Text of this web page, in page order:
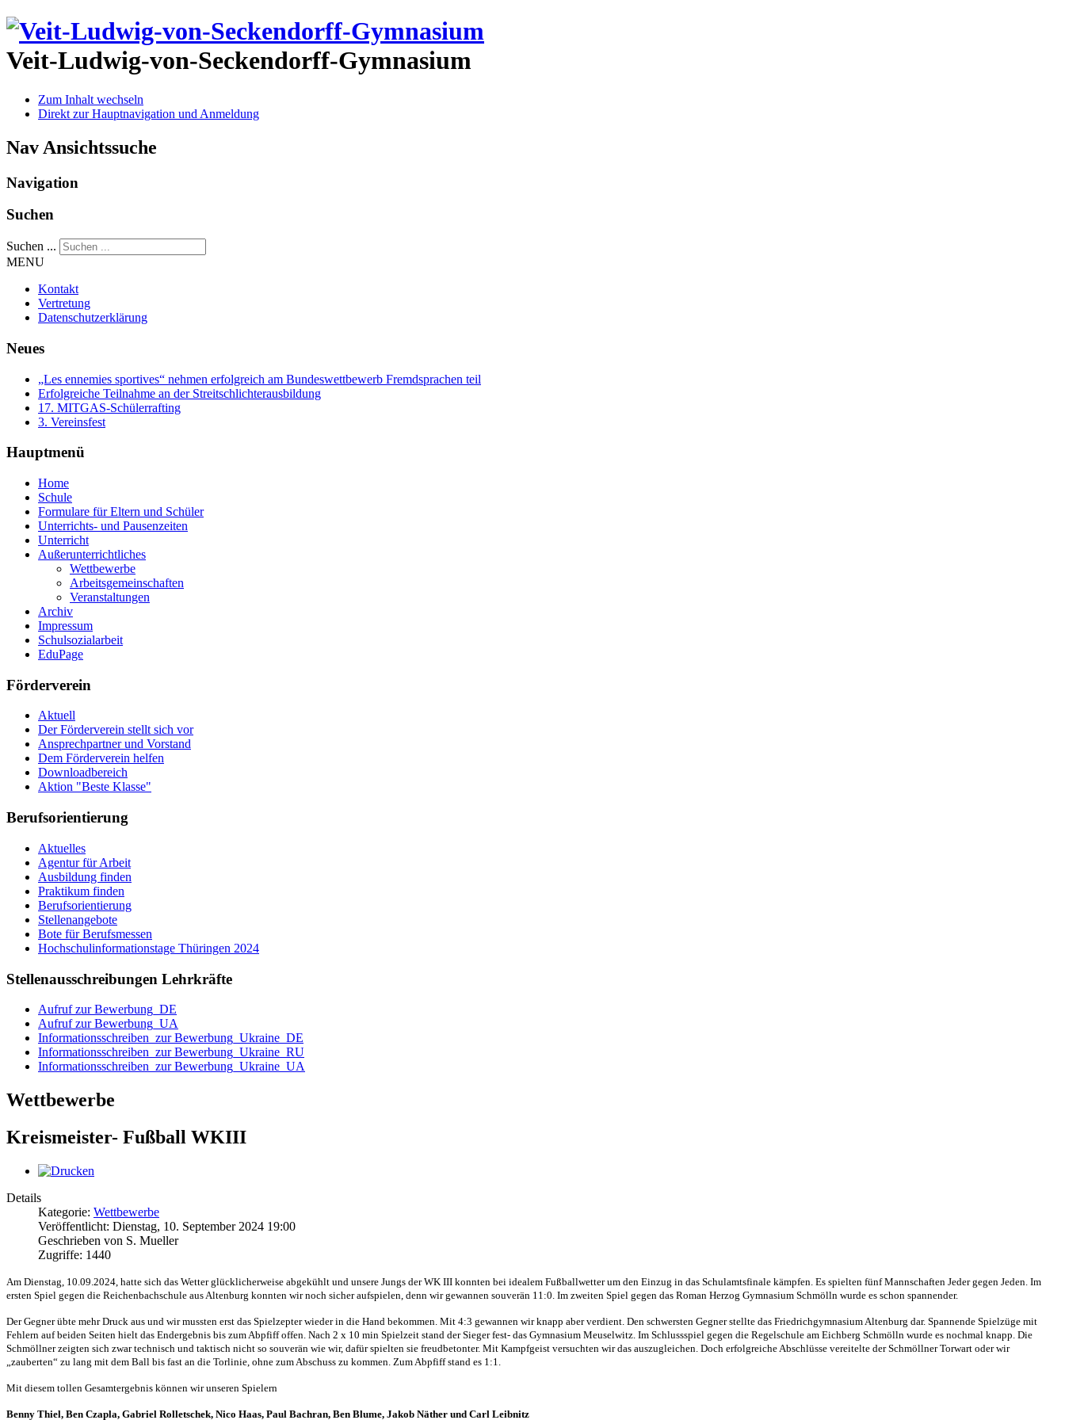
Veit-Ludwig-von-Seckendorff-Gymnasium
Zum Inhalt wechseln
Direkt zur Hauptnavigation und Anmeldung
Nav Ansichtssuche
Navigation
Suchen
Suchen ...
MENU
Kontakt
Vertretung
Datenschutzerklärung
Neues
„Les ennemies sportives“ nehmen erfolgreich am Bundeswettbewerb Fremdsprachen teil
Erfolgreiche Teilnahme an der Streitschlichterausbildung
17. MITGAS-Schülerrafting
3. Vereinsfest
Hauptmenü
Home
Schule
Formulare für Eltern und Schüler
Unterrichts- und Pausenzeiten
Unterricht
Außerunterrichtliches
Wettbewerbe
Arbeitsgemeinschaften
Veranstaltungen
Archiv
Impressum
Schulsozialarbeit
EduPage
Förderverein
Aktuell
Der Förderverein stellt sich vor
Ansprechpartner und Vorstand
Dem Förderverein helfen
Downloadbereich
Aktion "Beste Klasse"
Berufsorientierung
Aktuelles
Agentur für Arbeit
Ausbildung finden
Praktikum finden
Berufsorientierung
Stellenangebote
Bote für Berufsmessen
Hochschulinformationstage Thüringen 2024
Stellenausschreibungen Lehrkräfte
Aufruf zur Bewerbung_DE
Aufruf zur Bewerbung_UA
Informationsschreiben_zur Bewerbung_Ukraine_DE
Informationsschreiben_zur Bewerbung_Ukraine_RU
Informationsschreiben_zur Bewerbung_Ukraine_UA
Wettbewerbe
Kreismeister- Fußball WKIII
Details
Kategorie: Wettbewerbe
Veröffentlicht: Dienstag, 10. September 2024 19:00
Geschrieben von S. Mueller
Zugriffe: 1440
Am Dienstag, 10.09.2024, hatte sich das Wetter glücklicherweise abgekühlt und unsere Jungs der WK III konnten bei idealem Fußballwetter um den Einzug in das Schulamtsfinale kämpfen. Es spielten fünf Mannschaften Jeder gegen Jeden. Im
ersten Spiel gegen die Reichenbachschule aus Altenburg konnten wir noch sicher aufspielen, denn wir gewannen souverän 11:0. Im zweiten Spiel gegen das Roman Herzog Gymnasium Schmölln wurde es schon spannender.
Der Gegner übte mehr Druck aus und wir mussten erst das Spielzepter wieder in die Hand bekommen. Mit 4:3 gewannen wir knapp aber verdient. Den schwersten Gegner stellte das Friedrichgymnasium Altenburg dar. Spannende Spielzüge mit
Fehlern auf beiden Seiten hielt das Endergebnis bis zum Abpfiff offen. Nach 2 x 10 min Spielzeit stand der Sieger fest- das Gymnasium Meuselwitz. Im Schlussspiel gegen die Regelschule am Eichberg Schmölln wurde es nochmal knapp. Die
Schmöllner zeigten sich zwar technisch und taktisch nicht so souverän wie wir, dafür spielten sie freudbetonter. Mit Kampfgeist versuchten wir das auszugleichen. Doch erfolgreiche Abschlüsse vereitelte der Schmöllner Torwart oder wir
„zauberten“ zu lang mit dem Ball bis fast an die Torlinie, ohne zum Abschuss zu kommen. Zum Abpfiff stand es 1:1.
Mit diesem tollen Gesamtergebnis können wir unseren Spielern
Benny Thiel, Ben Czapla, Gabriel Rolletschek, Nico Haas, Paul Bachran, Ben Blume, Jakob Näther und Carl Leibnitz